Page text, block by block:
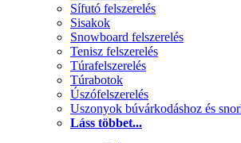
Sífutó felszerelés
Sisakok
Snowboard felszerelés
Tenisz felszerelés
Túrafelszerelés
Túrabotok
Úszófelszerelés
Uszonyok búvárkodáshoz és
Láss többet...